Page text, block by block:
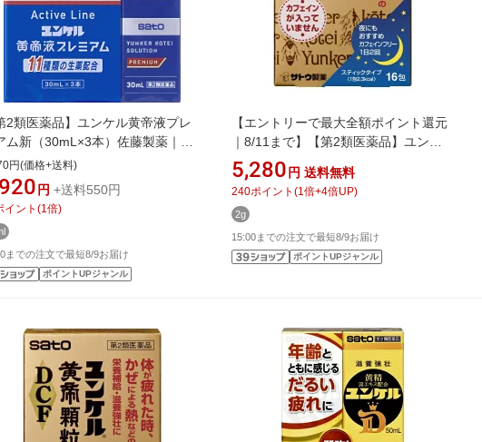
2類医薬品】ユンケル黄帝液プレ
ム新（30mL×3本）佐藤製薬｜
円(価格+送料)
円 +送料550円
イント (1 倍)
までの注文で最短8/9お届け
ポイントUPジャンル
【エントリーで最大全額ポイント還元
｜8/11まで】【第2類医薬品】ユンケ
ル黄帝顆粒DCF（16包） 佐藤製薬｜
sato
5,280 円 送料無料
240ポイント (1 倍+4倍UP)
2g
15:00までの注文で最短8/9お届け
ポイントUPジャンル